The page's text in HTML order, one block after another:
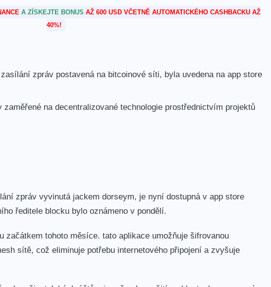
A ZÍSKEJTE BONUS AŽ 600 USD VČETNĚ AUTOMATICKÉHO CASHBACKU AŽ
40%!
zpráv postavená na bitcoinové síti, byla uvedena na app store
na decentralizované technologie prostřednictvím projektů
zpráv vyvinutá jackem dorseym, je nyní dostupná v app store
ředitele blocku bylo oznámeno v pondělí.
začátkem tohoto měsíce. tato aplikace umožňuje šifrovanou
sítě, což eliminuje potřebu internetového připojení a zvyšuje